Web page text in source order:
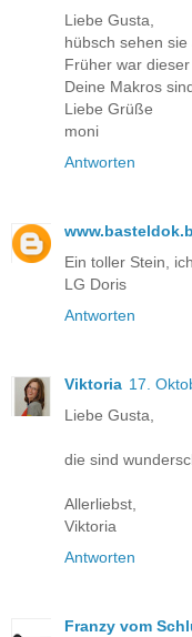
Liebe Gusta,
hübsch sehen
Früher war
Deine Makros
Liebe Grüße
moni
Antworten
Ein toller Stein,
LG Doris
Antworten
Viktoria 17.
Liebe Gusta,
die sind
Allerliebst,
Viktoria
Antworten
Franzy vom